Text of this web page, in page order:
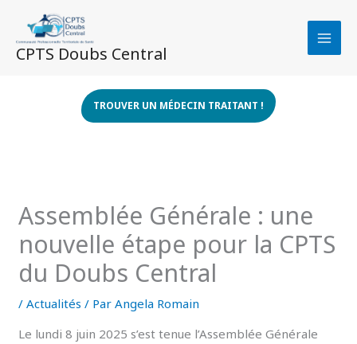
contenu
CPTS Doubs Central
TROUVER UN MÉDECIN TRAITANT !
Assemblée Générale : une
nouvelle étape pour la CPTS
du Doubs Central
/Actualités / ParAngela Romain
Le lundi 8 juin 2025 s’est tenue l’Assemblée Générale